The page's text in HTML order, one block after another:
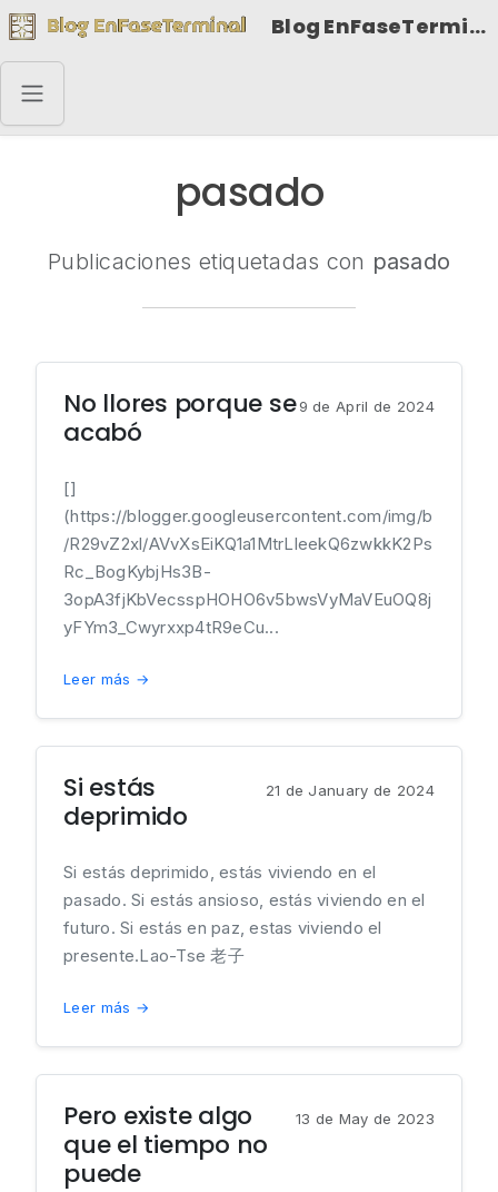
Blog EnFaseTerminal
pasado
Publicaciones etiquetadas con pasado
No llores porque se
acabó
9 de April de 2024
[]
(https://blogger.googleusercontent.com/img/b
/R29vZ2xl/AVvXsEiKQ1a1MtrLleekQ6zwkkK2Ps
Rc_BogKybjHs3B-
3opA3fjKbVecsspHOHO6v5bwsVyMaVEuOQ8j
yFYm3_Cwyrxxp4tR9eCu...
Leer más →
Si estás
deprimido
21 de January de 2024
Si estás deprimido, estás viviendo en el
pasado. Si estás ansioso, estás viviendo en el
futuro. Si estás en paz, estas viviendo el
presente.Lao-Tse 老子
Leer más →
Pero existe algo
que el tiempo no
puede
13 de May de 2023